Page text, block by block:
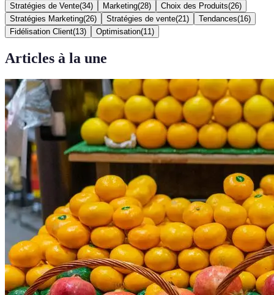
Stratégies de Vente(34) Marketing(28) Choix des Produits(26)
Stratégies Marketing(26) Stratégies de vente(21 ) Tendances(16)
Fidélisation Client(13) Optimisation(11 )
Articles à la une